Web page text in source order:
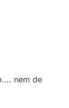
nem de